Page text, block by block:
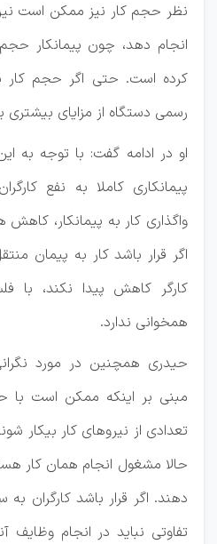
نظر حجم کار نیز ممکن است
انجام دهد، چون پیمانکار
کرده است. حتی اگر حجم کار
رسمی دستگاه از مزایای بیشتری
او در ادامه گفت: با توجه به
پیمانکاری کاملا به نفع
واگذاری کار به پیمانکار،
اگر قرار باشد کار به پیمان
کارگر کاهش پیدا نکند، با
همخوانی ندارد.
حیدری همچنین در مورد
مبنی بر اینکه ممکن است با
تعدادی از نیروهای کار بیکار
حالا مشغول انجام همان کار
دهند. اگر قرار باشد کارگران
تفاوتی نباید در انجام وظایف